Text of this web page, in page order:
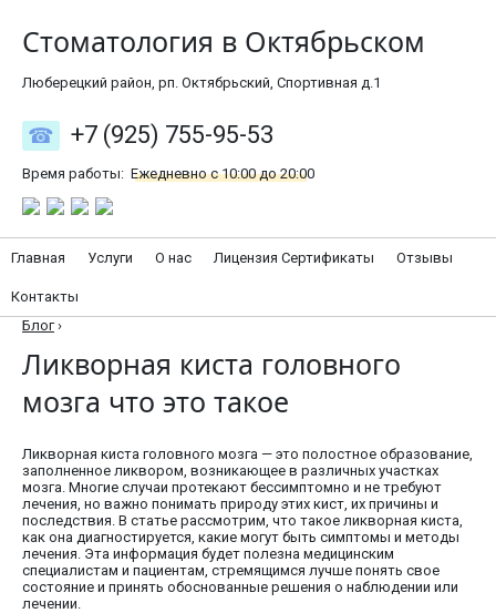
Стоматология в Октябрьском
Люберецкий район, рп. Октябрьский, Спортивная д.1
+7 (925) 755-95-53
Время работы: Ежедневно с 10:00 до 20:00
Главная Услуги О нас Лицензия Сертификаты Отзывы
Контакты
Блог ›
Ликворная киста головного
мозга что это такое
Ликворная киста головного мозга — это полостное образование,
заполненное ликвором, возникающее в различных участках
мозга. Многие случаи протекают бессимптомно и не требуют
лечения, но важно понимать природу этих кист, их причины и
последствия. В статье рассмотрим, что такое ликворная киста,
как она диагностируется, какие могут быть симптомы и методы
лечения. Эта информация будет полезна медицинским
специалистам и пациентам, стремящимся лучше понять свое
состояние и принять обоснованные решения о наблюдении или
лечении.